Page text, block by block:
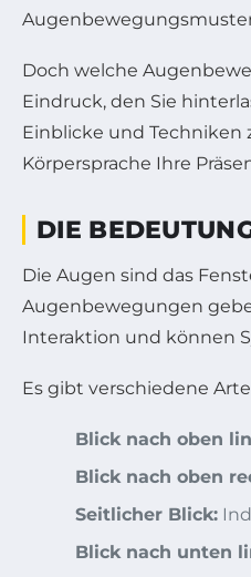
Doch welche
Eindruck, den Sie
Einblicke und Techniken
Körpersprache Ihre
DIE
Die Augen sind das
Augenbewegungen
Interaktion und können
Es gibt verschiedene
Blick nach oben
Blick nach oben
Seitlicher Blick:
Blick nach unten